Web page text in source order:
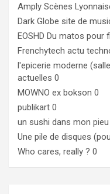
Amply Scènes
Dark Globe site de
EOSHD Du matos pour
Frenchytech actu
l'epicerie moderne
actuelles 0
MOWNO ex bokson 0
publikart 0
un sushi dans mon pieu
Une pile de disques
Who cares, really ? 0